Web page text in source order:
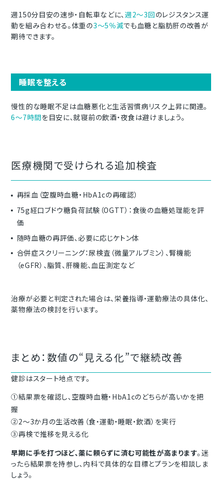
週150分目安の速歩・自転車などに、週2～3回のレジスタンス運
動を組み合わせる。体重の3～5％減でも血糖と脂肪肝の改善が
期待できます。
睡眠を整える
慢性的な睡眠不足は血糖悪化と生活習慣病リスク上昇に関連。
6～7時間を目安に、就寝前の飲酒・夜食は避けましょう。
医療機関で受けられる追加検査
再採血（空腹時血糖・HbA1cの再確認）
75g経口ブドウ糖負荷試験（OGTT）：食後の血糖処理能を評
価
随時血糖の再評価、必要に応じケトン体
合併症スクリーニング：尿検査（微量アルブミン）、腎機能
（eGFR）、脂質、肝機能、血圧測定など
治療が必要と判定された場合は、栄養指導・運動療法の具体化、
薬物療法の検討を行います。
まとめ：数値の“見える化”で継続改善
健診はスタート地点です。
①結果票を確認し、空腹時血糖・HbA1cのどちらが高いかを把
握
②2～3か月の生活改善（食・運動・睡眠・飲酒）を実行
③再検で推移を見える化
早期に手を打つほど、薬に頼らずに済む可能性が高まります。迷
ったら結果票を持参し、内科で具体的な目標とプランを相談しま
しょう。